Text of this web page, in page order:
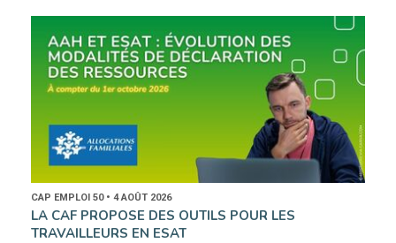
CAP EMPLOI 50 • 4 AOÛT 2026
LA CAF PROPOSE DES OUTILS POUR LES
TRAVAILLEURS EN ESAT